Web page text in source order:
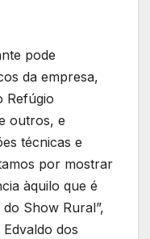
pode
da empresa,
Refúgio
outros, e
técnicas e
por mostrar
àquilo que é
Show Rural”,
dos